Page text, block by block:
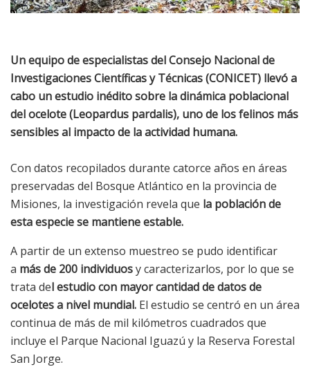
Un equipo de especialistas del Consejo Nacional de
Investigaciones Científicas y Técnicas (CONICET) llevó a
cabo un estudio inédito sobre la dinámica poblacional
del ocelote (Leopardus pardalis), uno de los felinos más
sensibles al impacto de la actividad humana.
Con datos recopilados durante catorce años en áreas
preservadas del Bosque Atlántico en la provincia de
Misiones, la investigación revela que la población de
esta especie se mantiene estable.
A partir de un extenso muestreo se pudo identificar
a más de 200 individuosy caracterizarlos, por lo que se
trata del estudio con mayor cantidad de datos de
ocelotes a nivel mundial. El estudio se centró en un área
continua de más de mil kilómetros cuadrados que
incluye el Parque Nacional Iguazú y la Reserva Forestal
San Jorge.